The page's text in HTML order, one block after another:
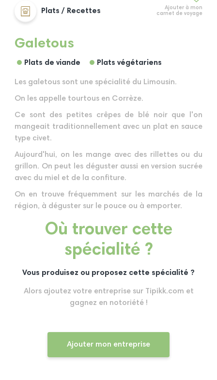
Ajouter à mon
carnet de voyage
Plats / Recettes
Galetous
Plats de viande Plats végétariens
Les galetous sont une spécialité du Limousin.
On les appelle tourtous en Corrèze.
Ce sont des petites crêpes de blé noir que l'on
mangeait traditionnellement avec un plat en sauce
type civet.
Aujourd'hui, on les mange avec des rillettes ou du
grillon. On peut les déguster aussi en version sucrée
avec du miel et de la confiture.
On en trouve fréquemment sur les marchés de la
région, à déguster sur le pouce ou à emporter.
Où trouver cette
spécialité ?
Vous produisez ou proposez cette spécialité ?
Alors ajoutez votre entreprise sur Tipikk.com et
gagnez en notoriété !
Ajouter mon entreprise